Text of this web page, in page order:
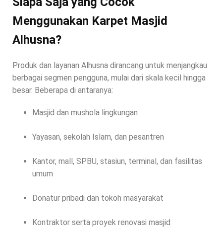
Menggunakan Karpet Masjid
Alhusna?
Produk dan layanan Alhusna dirancang untuk menjangkau
berbagai segmen pengguna, mulai dari skala kecil hingga
besar. Beberapa di antaranya:
Masjid dan mushola lingkungan
Yayasan, sekolah Islam, dan pesantren
Kantor, mall, SPBU, stasiun, terminal, dan fasilitas
umum
Donatur pribadi dan tokoh masyarakat
Kontraktor serta proyek renovasi masjid